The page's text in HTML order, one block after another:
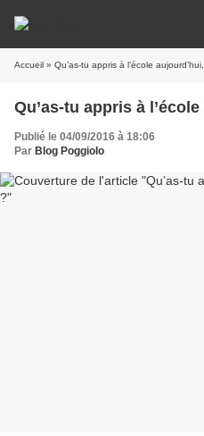
Accueil » Qu’as-tu appris à l’école
Qu’as-tu appris à
Publié le 04/09/2016 à 18:06
Par Blog Poggiolo